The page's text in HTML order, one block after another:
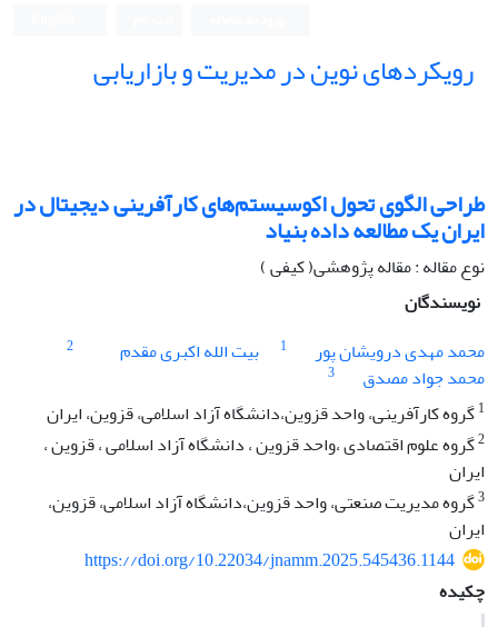
رویکردهای نوین در مدیریت و بازاریابی
طراحی الگوی تحول اکوسیستم‌های کارآفرینی دیجیتال در
ایران یک مطالعه داده بنیاد
نوع مقاله : مقاله پژوهشی( کیفی )
نویسندگان
محمد مهدی درویشان پور
1 بیت الله اکبری مقدم 2
محمد جواد مصدق
3
1گروه کارآفرینی، واحد قزوین،دانشگاه آزاد اسلامی، قزوین، ایران
2گروه علوم اقتصادی ،واحد قزوین ، دانشگاه آزاد اسلامی ، قزوین ،
ایران
3گروه مدیریت صنعتی، واحد قزوین،دانشگاه آزاد اسلامی، قزوین،
ایران
https://doi.org/10.22034/jnamm.2025.545436.1144
چکیده